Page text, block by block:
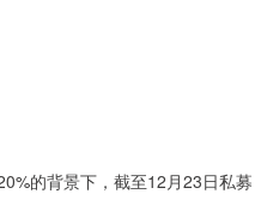
的背景下，截至12月23日私募